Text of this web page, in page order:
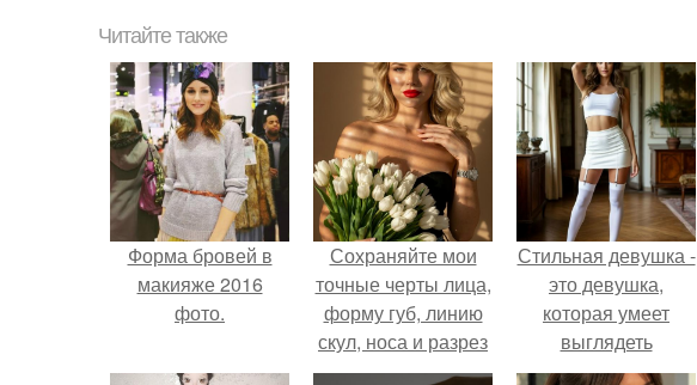
Читайте также
Форма бровей в
макияже 2016
фото.
Сохраняйте мои
точные черты лица,
форму губ, линию
скул, носа и разрез
глаз.
Стильная девушка -
это девушка,
которая умеет
выглядеть
привлекательно и